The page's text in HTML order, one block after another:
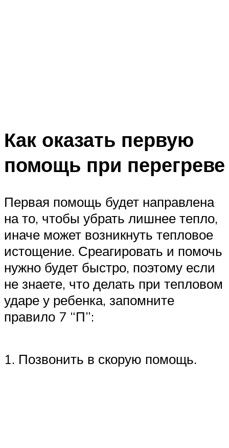
Как оказать первую
помощь при перегреве
Первая помощь будет направлена
на то, чтобы убрать лишнее тепло,
иначе может возникнуть тепловое
истощение. Среагировать и помочь
нужно будет быстро, поэтому если
не знаете, что делать при тепловом
ударе у ребенка, запомните
правило 7 “П”:
1. Позвонить в скорую помощь.